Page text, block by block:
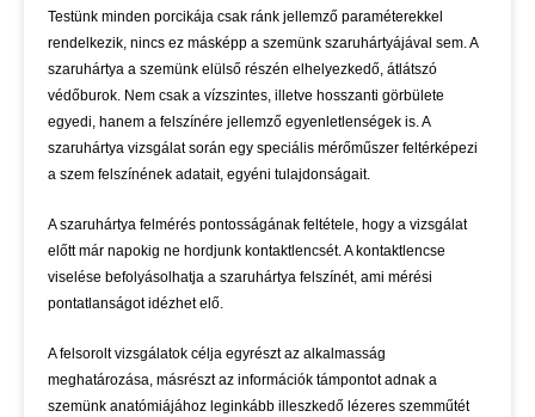
Testünk minden porcikája csak ránk jellemző paraméterekkel
rendelkezik, nincs ez másképp a szemünk szaruhártyájával sem. A
szaruhártya a szemünk elülső részén elhelyezkedő, átlátszó
védőburok. Nem csak a vízszintes, illetve hosszanti görbülete
egyedi, hanem a felszínére jellemző egyenletlenségek is. A
szaruhártya vizsgálat során egy speciális mérőműszer feltérképezi
a szem felszínének adatait, egyéni tulajdonságait.
A szaruhártya felmérés pontosságának feltétele, hogy a vizsgálat
előtt már napokig ne hordjunk kontaktlencsét. A kontaktlencse
viselése befolyásolhatja a szaruhártya felszínét, ami mérési
pontatlanságot idézhet elő.
A felsorolt vizsgálatok célja egyrészt az alkalmasság
meghatározása, másrészt az információk támpontot adnak a
szemünk anatómiájához leginkább illeszkedő lézeres szemműtét